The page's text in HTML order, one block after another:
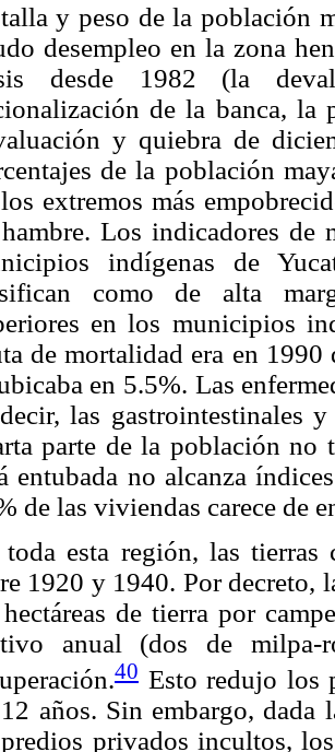
y peso de la población
desempleo en la zona
desde 1982 (la
de la banca,
y quiebra de
de la población
extremos más
Los indicadores de
indígenas de
como de alta
en los municipios
de mortalidad era en
en 5.5%. Las
las gastrointestinales
parte de la población no
entubada no alcanza
de las viviendas carece de
esta región, las tierras
1920 y 1940. Por
de tierra por
anual (dos de
40 Esto redujo los
años. Sin embargo,
privados incultos,